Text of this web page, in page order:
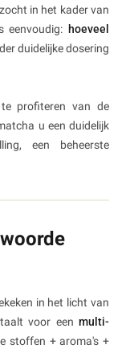
in het kader van
eenvoudig: hoeveel
duidelijke dosering
profiteren van de
u een duidelijk
een beheerste
in het licht van
voor een multi-
stoffen + aroma's +